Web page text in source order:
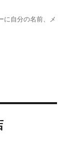
に自分の名前、メ